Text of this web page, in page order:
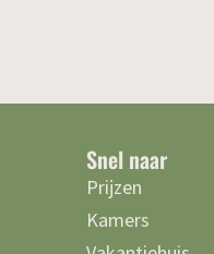
Snel naar
Prijzen
Kamers